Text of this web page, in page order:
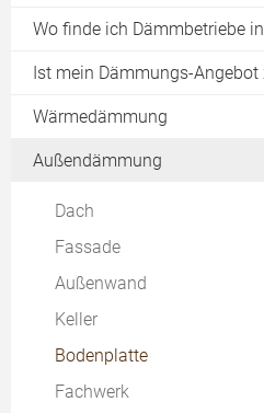
Wo finde ich Dämmbetriebe
Ist mein Dämmungs-Angebot
Wärmedämmung
Gebäudeenergiegesetz
Außendämmung
Dach
Fassade
Außenwand
Keller
Bodenplatte
Fachwerk